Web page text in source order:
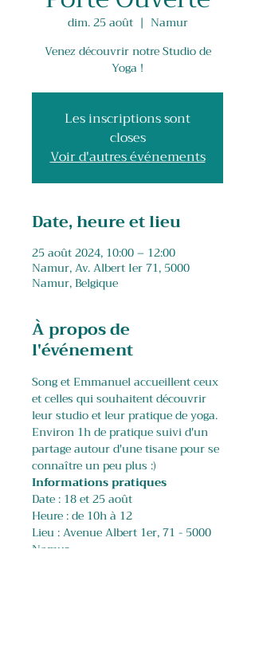
dim. 25 août
  |
Namur
Venez découvrir notre Studio de
Yoga !
Les inscriptions sont
closes
Voir d'autres événements
Date, heure et lieu
25 août 2024, 10:00 – 12:00
Namur, Av. Albert Ier 71, 5000
Namur, Belgique
À propos de
l'événement
Song et Emmanuel accueillent ceux
et celles qui souhaitent découvrir
leur studio et leur pratique de yoga.
​Environ 1h de pratique suivi d'un
partage autour d'une tisane pour se
connaître un peu plus :)
Informations pratiques
Date : 18 et 25 août
Heure : de 10h à 12
Lieu : Avenue Albert 1er, 71 - 5000
Namur